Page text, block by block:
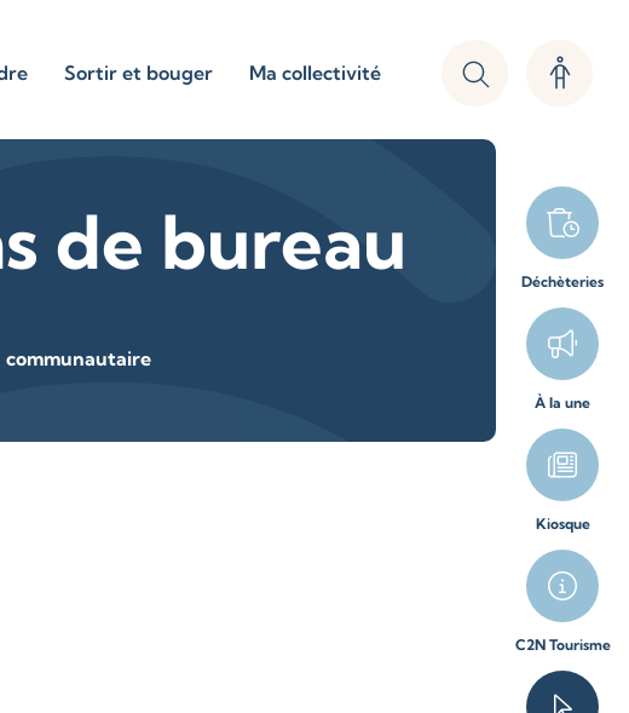
Sortir et bouger Ma collectivité
Déchèteries
À la une
Kiosque
C2N Tourisme
de bureau
communautaire